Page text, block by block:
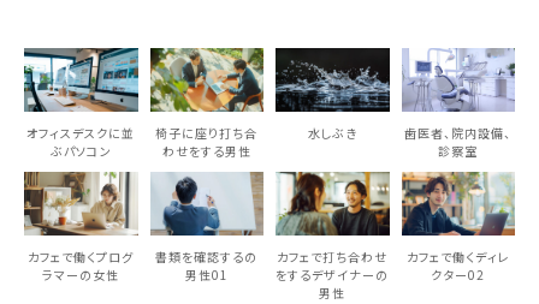
オフィスデスクに並
ぶパソコン
椅子に座り打ち合
わせをする男性
水しぶき
歯医者、院内設備、
診察室
カフェで働くプログ
ラマーの女性
書類を確認するの
男性01
カフェで打ち合わせ
をするデザイナーの
男性
カフェで働くディレ
クター02